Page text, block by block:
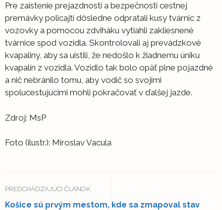
Pre zaistenie prejazdnosti a bezpečnosti cestnej
premávky policajti dôsledne odpratali kusy tvárnic z
vozovky a pomocou zdviháku vytiahli zakliesnené
tvárnice spod vozidla. Skontrolovali aj prevádzkové
kvapaliny, aby sa uistili, že nedošlo k žiadnemu úniku
kvapalín z vozidla. Vozidlo tak bolo opäť plne pojazdné
a nič nebránilo tomu, aby vodič so svojimi
spolucestujúcimi mohli pokračovať v ďalšej jazde.
Zdroj: MsP
Foto (ilustr.): Miroslav Vacula
PREDCHÁDZAJÚCI ČLÁNOK
Košice sú prvým mestom, kde sa zmapoval stav